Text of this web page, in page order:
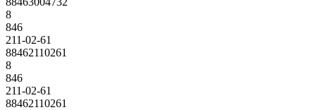
8
846
211-02-61
88462110261
8
846
211-02-61
88462110261